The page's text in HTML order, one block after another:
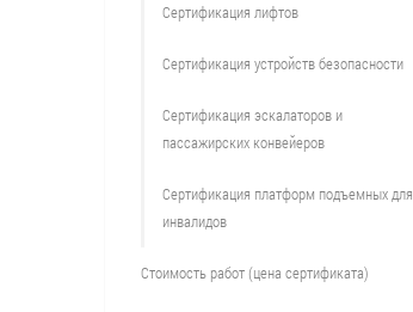
Сертификация лифтов
Сертификация устройств безопасности
Сертификация эскалаторов и
пассажирских конвейеров
Сертификация платформ подъемных для
инвалидов
Стоимость работ (цена сертификата)